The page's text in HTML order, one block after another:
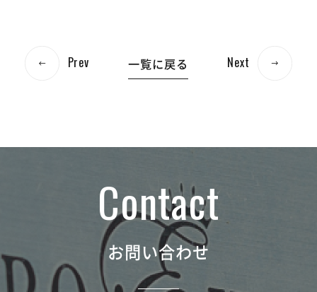
Prev 一覧に戻る Next
お問い合わせ